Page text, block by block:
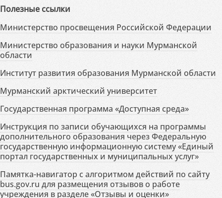
Полезные ссылки
Министерство просвещения Российской Федерации
Министерство образования и науки Мурманской
области
Институт развития образования Мурманской области
Мурманский арктический университет
Государственная программа «Доступная среда»
Инструкция по записи обучающихся на программы
дополнительного образования через Федеральную
государственную информационную систему «Единый
портал государственных и муниципальных услуг»
Памятка-навигатор с алгоритмом действий по сайту
bus.gov.ru для размещения отзывов о работе
учреждения в разделе «Отзывы и оценки»